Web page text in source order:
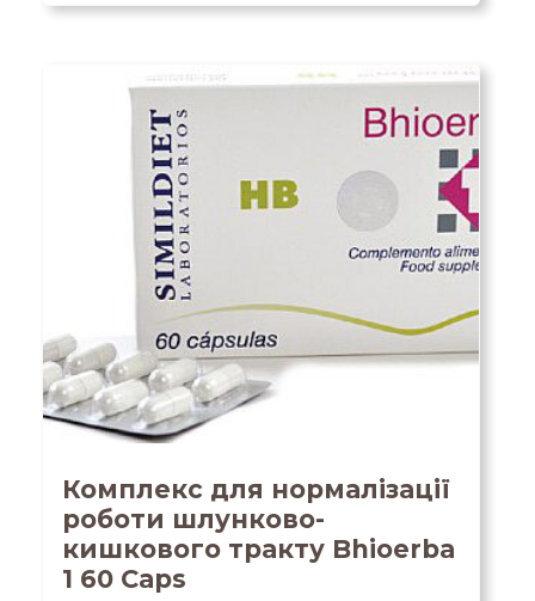
Комплекс для нормалізації
роботи шлунково-
кишкового тракту Bhioerba
1 60 Caps